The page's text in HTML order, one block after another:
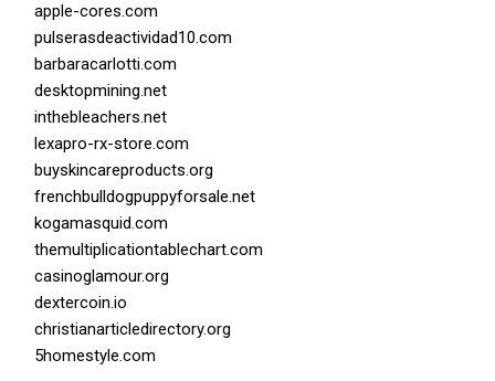
apple-cores.com
pulserasdeactividad10.com
barbaracarlotti.com
desktopmining.net
inthebleachers.net
lexapro-rx-store.com
buyskincareproducts.org
frenchbulldogpuppyforsale.net
kogamasquid.com
themultiplicationtablechart.com
casinoglamour.org
dextercoin.io
christianarticledirectory.org
5homestyle.com